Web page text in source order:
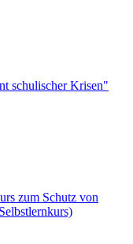
schulischer Krisen"
zum Schutz von